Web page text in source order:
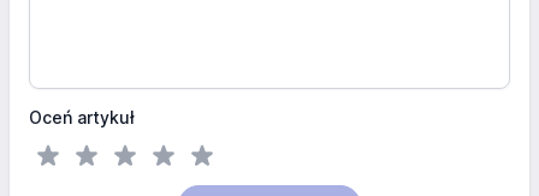
Oceń artykuł